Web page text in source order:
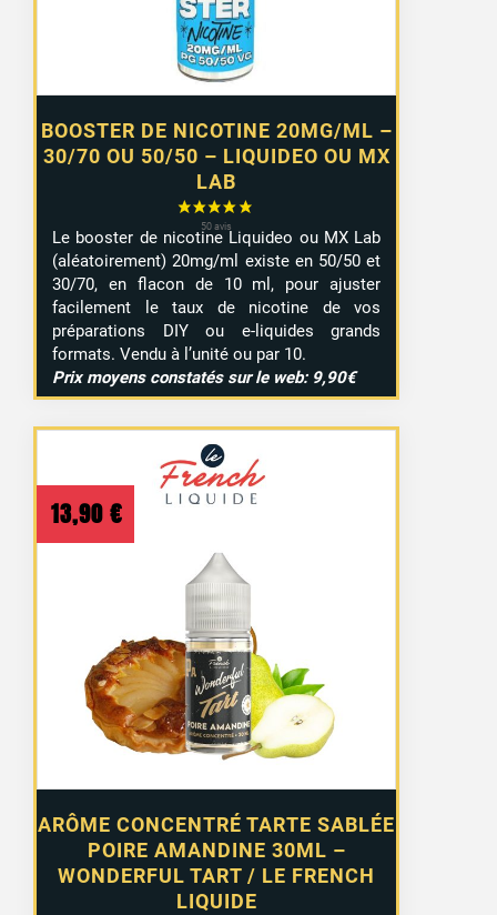
15 avis
BOOSTER DE NICOTINE 20MG/ML –
30/70 OU 50/50 – LIQUIDEO OU MX
LAB
7,99 €
Le booster de nicotine Liquideo ou MX Lab
(aléatoirement) 20mg/ml existe en 50/50 et
30/70, en flacon de 10 ml, pour ajuster
facilement le taux de nicotine de vos
préparations DIY ou e-liquides grands
formats. Vendu à l’unité ou par 10.
Prix moyens constatés sur le web: 9,90€
ARÔME CONCENTRÉ TARTE SABLÉE
POIRE AMANDINE 30ML –
WONDERFUL TART / LE FRENCH
LIQUIDE
13,90 €